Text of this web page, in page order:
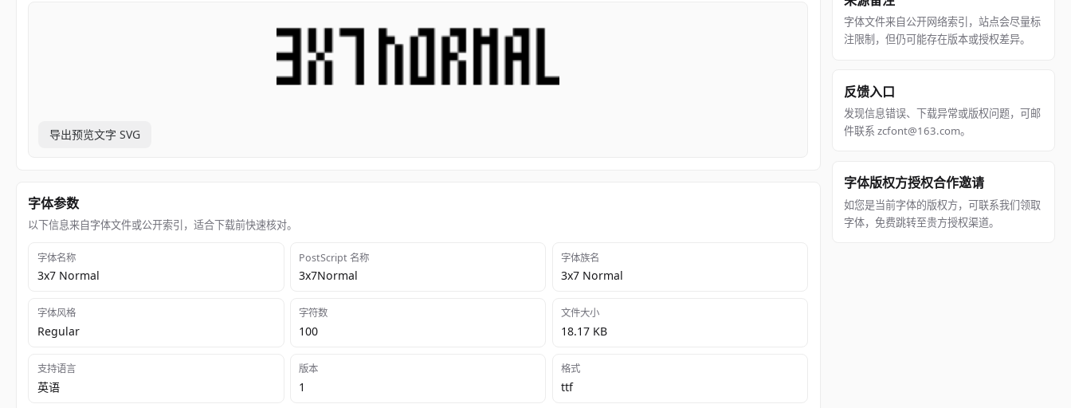
导出预览文字 SVG
字体参数
以下信息来自字体文件或公开索引，适合下载前快速核对。
字体名称
3x7 Normal
PostScript 名称
3x7Normal
字体族名
3x7 Normal
字体风格
Regular
字符数
100
文件大小
18.17 KB
支持语言
英语
版本
1
格式
ttf
字体文件来自公开网络索引，站点会尽量标
注限制，但仍可能存在版本或授权差异。
反馈入口
发现信息错误、下载异常或版权问题，可邮
件联系 zcfont@163.com。
字体版权方授权合作邀请
如您是当前字体的版权方，可联系我们领取
字体，免费跳转至贵方授权渠道。